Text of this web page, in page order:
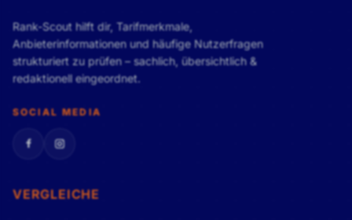
Rank-Scout hilft dir, Tarifmerkmale,
Anbieterinformationen und häufige Nutzerfragen
strukturiert zu prüfen – sachlich, übersichtlich &
redaktionell eingeordnet.
SOCIAL MEDIA
FacebookInstagram
VERGLEICHE